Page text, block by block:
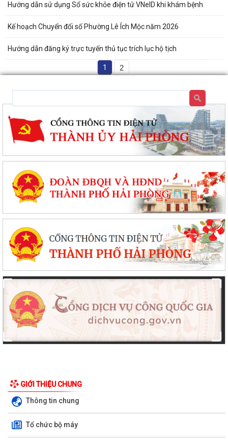
Hướng dẫn sử dụng Sổ sức khỏe điện tử VNeID khi khám bệnh
Kế hoạch Chuyển đổi số Phường Lê Ích Mộc năm 2026
Hướng dẫn đăng ký trực tuyến thủ tục trích lục hộ tịch
1 2
GIỚI THIỆU CHUNG
Thông tin chung
Tổ chức bộ máy